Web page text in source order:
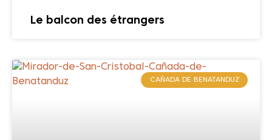
Le balcon des étrangers
CAÑADA DE BENATANDUZ